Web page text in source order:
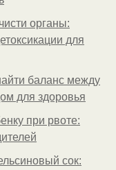
органы:
для
баланс между
для здоровья
при рвоте:
сок: